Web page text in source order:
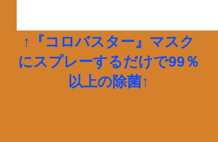
↑『コロバスター』マスク
にスプレーするだけで99％
以上の除菌↑